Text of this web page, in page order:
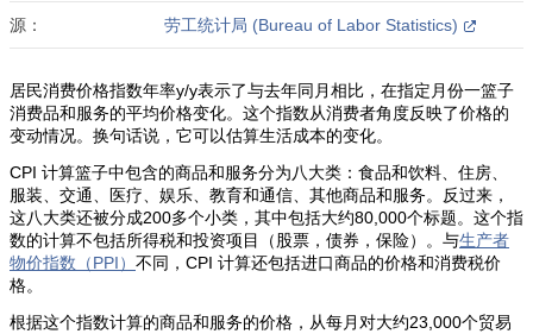
源： 劳工统计局 (Bureau of Labor Statistics)
居民消费价格指数年率y/y表示了与去年同月相比，在指定月份一篮子
消费品和服务的平均价格变化。这个指数从消费者角度反映了价格的
变动情况。换句话说，它可以估算生活成本的变化。
CPI 计算篮子中包含的商品和服务分为八大类：食品和饮料、住房、
服装、交通、医疗、娱乐、教育和通信、其他商品和服务。反过来，
这八大类还被分成200多个小类，其中包括大约80,000个标题。这个指
数的计算不包括所得税和投资项目（股票，债券，保险）。与生产者
物价指数（PPI） 不同，CPI 计算还包括进口商品的价格和消费税价
格。
根据这个指数计算的商品和服务的价格，从每月对大约23,000个贸易